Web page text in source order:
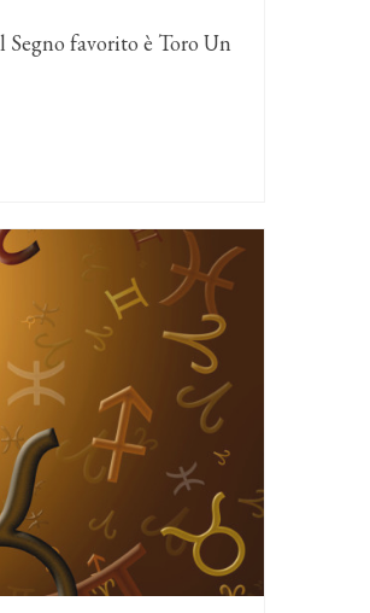
Segno favorito è Toro Un